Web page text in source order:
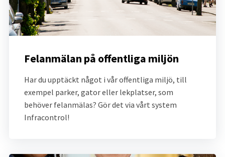
Felanmälan på offentliga miljön
Har du upptäckt något i vår offentliga miljö, till
exempel parker, gator eller lekplatser, som
behöver felanmälas? Gör det via vårt system
Infracontrol!